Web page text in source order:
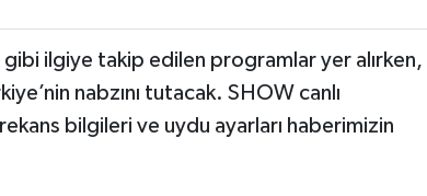
ilgiye takip edilen programlar yer alırken,
nabzını tutacak. SHOW canlı
bilgileri ve uydu ayarları haberimizin